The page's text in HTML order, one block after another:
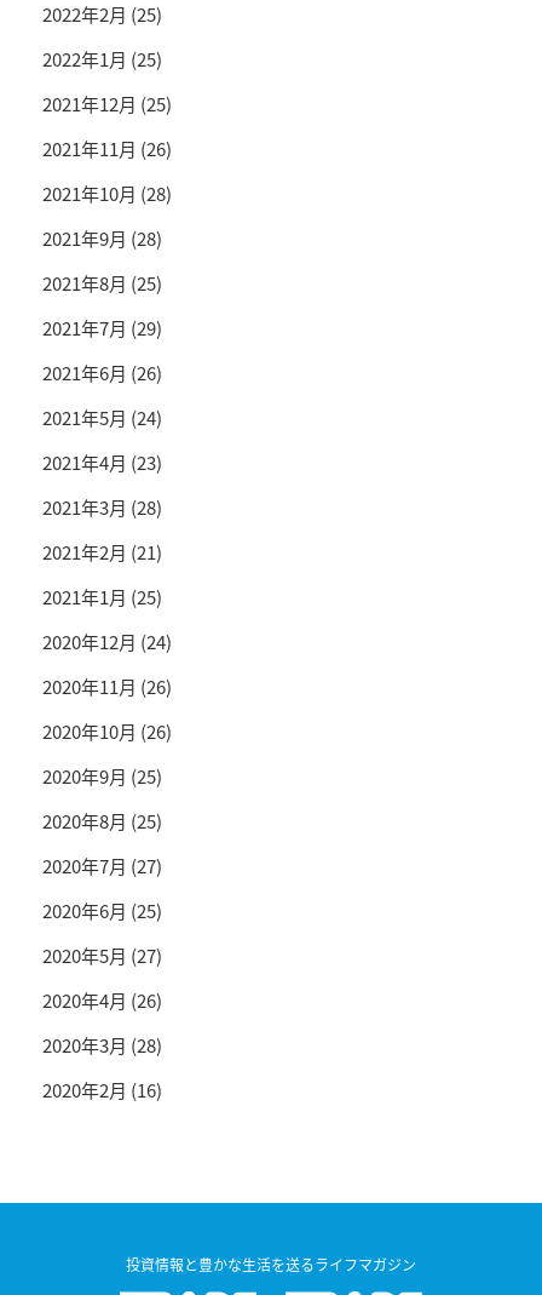
2022年2月 (25)
2022年1月 (25)
2021年12月 (25)
2021年11月 (26)
2021年10月 (28)
2021年9月 (28)
2021年8月 (25)
2021年7月 (29)
2021年6月 (26)
2021年5月 (24)
2021年4月 (23)
2021年3月 (28)
2021年2月 (21)
2021年1月 (25)
2020年12月 (24)
2020年11月 (26)
2020年10月 (26)
2020年9月 (25)
2020年8月 (25)
2020年7月 (27)
2020年6月 (25)
2020年5月 (27)
2020年4月 (26)
2020年3月 (28)
2020年2月 (16)
投資情報と豊かな生活を送るライフマガジン